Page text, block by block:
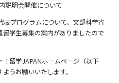
説明会開催について
プログラムについて、文部科学省
学生募集の案内がありましたので
留学JAPANホームページ（以下
うお願いいたします。